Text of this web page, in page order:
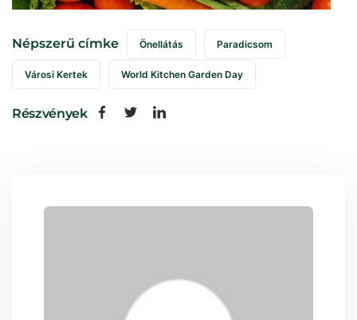
Népszerű címke Önellátás Paradicsom
Városi Kertek World Kitchen Garden Day
Részvények